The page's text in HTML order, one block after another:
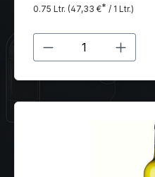
0.75 Ltr. (47,33 €* / 1 Ltr.)
Produkt